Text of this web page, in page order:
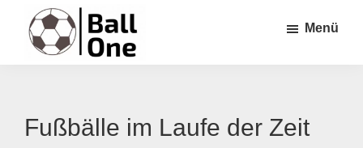
Inhalt
springen
Seitenspalte
springen
Fußzeile
springen
Menü
Fußbälle im Laufe der Zeit